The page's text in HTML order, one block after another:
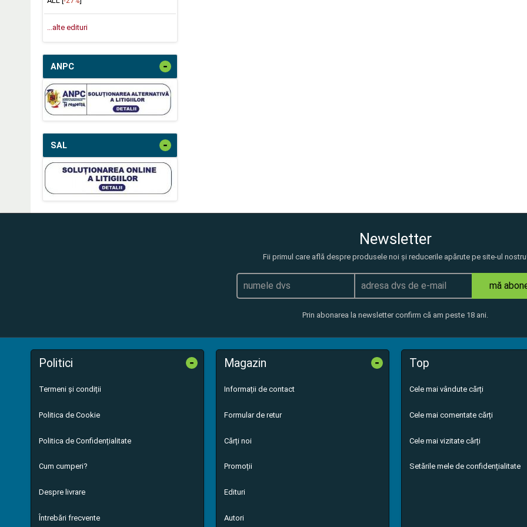
...alte edituri
ANPC -
SAL -
Newsletter
Fii primul care află despre produsele noi și reducerile apărute pe site-ul
mă
Prin abonarea la newsletter confirm că am peste 18 ani.
Politici -
Termeni și condiții
Politica de Cookie
Politica de Confidențialitate
Cum cumperi?
Despre livrare
Întrebări frecvente
Magazin -
Informații de contact
Formular de retur
Cărți noi
Promoții
Edituri
Autori
Top
Cele mai vândute cărți
Cele mai comentate cărți
Cele mai vizitate cărți
Setările mele de confidențialitate